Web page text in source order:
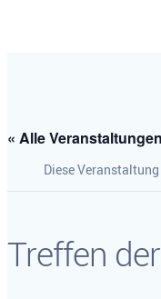
« Alle Veranstaltungen
Diese
Treffen